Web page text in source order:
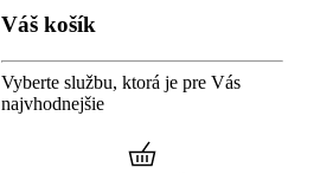
Váš košík
Vyberte službu, ktorá je pre Vás
najvhodnejšie